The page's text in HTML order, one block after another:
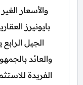
والأسعار
بايونيرز
الجيل
والعائد
الفريدة